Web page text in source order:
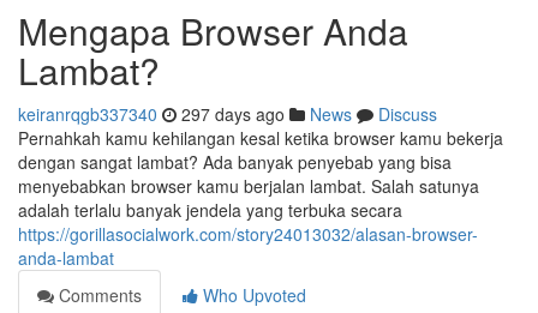
Mengapa Browser Anda
Lambat?
keiranrqgb337340 297 days ago News
Discuss
Pernahkah kamu kehilangan kesal ketika browser kamu bekerja
dengan sangat lambat? Ada banyak penyebab yang bisa
menyebabkan browser kamu berjalan lambat. Salah satunya
adalah terlalu banyak jendela yang terbuka secara
https://gorillasocialwork.com/story24013032/alasan-browser-
anda-lambat
Comments
Who Upvoted